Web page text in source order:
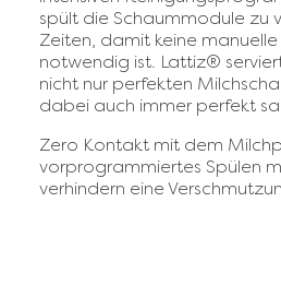
spült die Schaummodule zu
Zeiten, damit keine manuelle
notwendig ist. Lattiz® serviert
nicht nur perfekten
dabei auch immer perfekt
Zero Kontakt mit dem
vorprogrammiertes Spülen
verhindern eine